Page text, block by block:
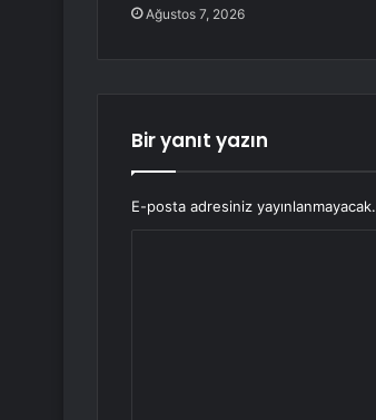
Ağustos 7, 2026
Bir yanıt yazın
E-posta adresiniz yayınlanmayacak.